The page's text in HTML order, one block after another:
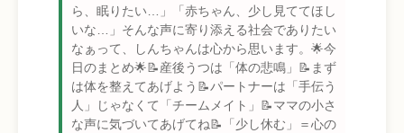
ら、眠りたい…」「赤ちゃん、少し見ててほし
いな…」そんな声に寄り添える社会でありたい
なぁって、しんちゃんは心から思います。🌟今
日のまとめ🌟📝産後うつは「体の悲鳴」📝まず
は体を整えてあげよう📝パートナーは「手伝う
人」じゃなくて「チームメイト」📝ママの小さ
な声に気づいてあげてね📝「少し休む」＝心の